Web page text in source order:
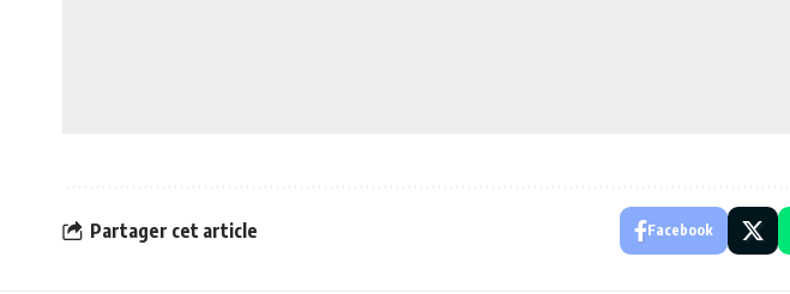
Partager cet article Facebook